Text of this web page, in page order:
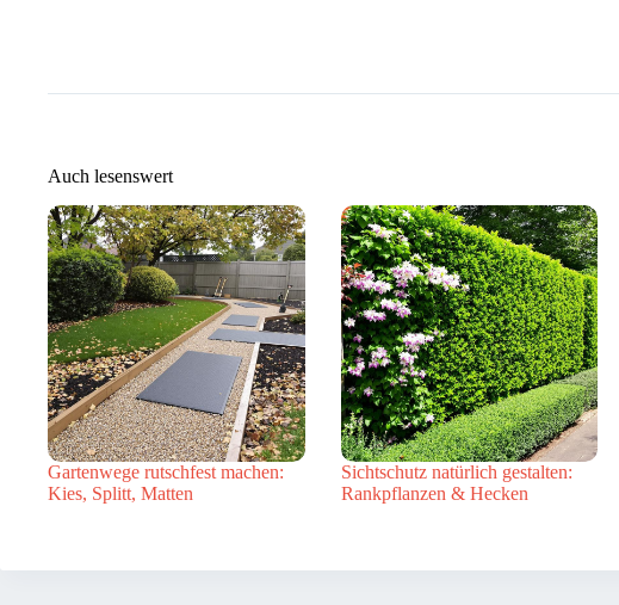
Auch lesenswert
Gartenwege rutschfest machen:
Kies, Splitt, Matten
Sichtschutz natürlich gestalten:
Rankpflanzen & Hecken